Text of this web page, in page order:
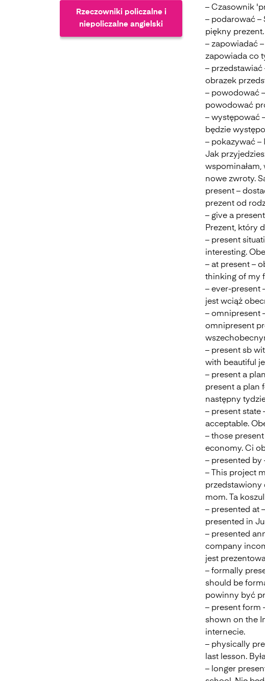
Rzeczowniki policzalne i
niepoliczalne angielski
– Czasownik
– podarować –
piękny prezent.
– zapowiadać
zapowiada co
– przedstawiać
obrazek
– powodować
powodować
– występować
będzie
– pokazywać –
Jak
wspominałam,
nowe zwroty.
present –
prezent od
– give a
Prezent, który
– present
interesting.
– at present –
thinking of my
– ever-present
jest wciąż
– omnipresent
omnipresent
– present sb
with beautiful
– present a
present a plan
następny
– present state
acceptable.
– those
economy. Ci
– presented by
– This project
przedstawiony
mom. Ta
– presented at
presented in
– presented
company
jest
– formally
should be
powinny być
– present form
shown on the
internecie.
– physically
last lesson.
– longer